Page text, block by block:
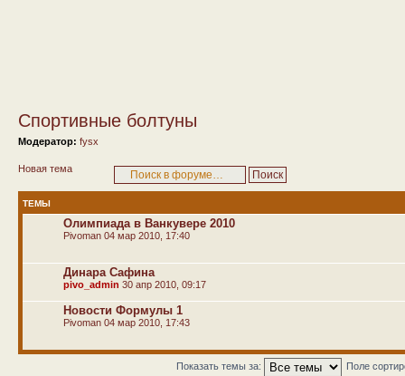
Спортивные болтуны
Модератор: fysx
Новая тема
ТЕМЫ
Олимпиада в Ванкувере 2010
Pivoman 04 мар 2010, 17:40
Динара Сафина
pivo_admin 30 апр 2010, 09:17
Новости Формулы 1
Pivoman 04 мар 2010, 17:43
Показать темы за: Поле